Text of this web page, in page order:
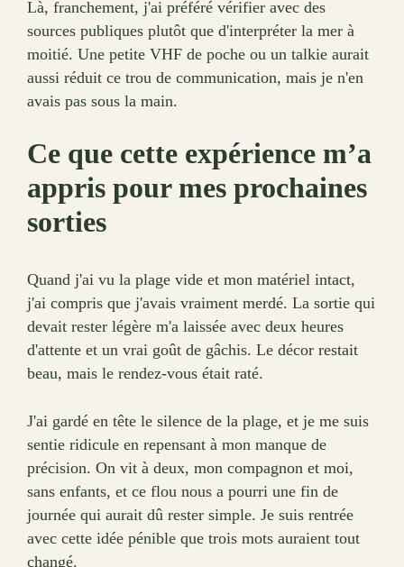
Là, franchement, j'ai préféré vérifier avec des
sources publiques plutôt que d'interpréter la mer à
moitié. Une petite VHF de poche ou un talkie aurait
aussi réduit ce trou de communication, mais je n'en
avais pas sous la main.
Ce que cette expérience m’a
appris pour mes prochaines
sorties
Quand j'ai vu la plage vide et mon matériel intact,
j'ai compris que j'avais vraiment merdé. La sortie qui
devait rester légère m'a laissée avec deux heures
d'attente et un vrai goût de gâchis. Le décor restait
beau, mais le rendez-vous était raté.
J'ai gardé en tête le silence de la plage, et je me suis
sentie ridicule en repensant à mon manque de
précision. On vit à deux, mon compagnon et moi,
sans enfants, et ce flou nous a pourri une fin de
journée qui aurait dû rester simple. Je suis rentrée
avec cette idée pénible que trois mots auraient tout
changé.